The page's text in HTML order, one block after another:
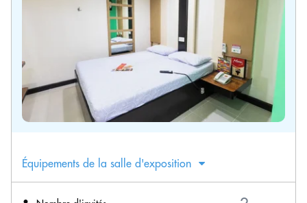
Équipements de la salle d'exposition